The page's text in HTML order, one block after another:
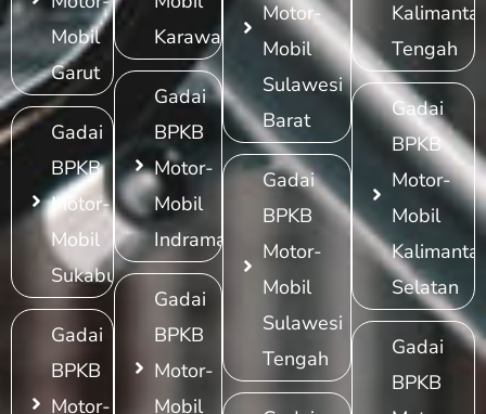
Mobil
Garut
Gadai
BPKB
Motor-
Mobil
Sukabumi
Gadai
BPKB
Motor-
Karawang
Gadai
BPKB
Motor-
Mobil
Indramayu
Gadai
BPKB
Motor-
Mobil
Motor-
Mobil
Sulawesi
Barat
Gadai
BPKB
Motor-
Mobil
Sulawesi
Tengah
Tengah
Gadai
BPKB
Motor-
Mobil
Selatan
Gadai
BPKB